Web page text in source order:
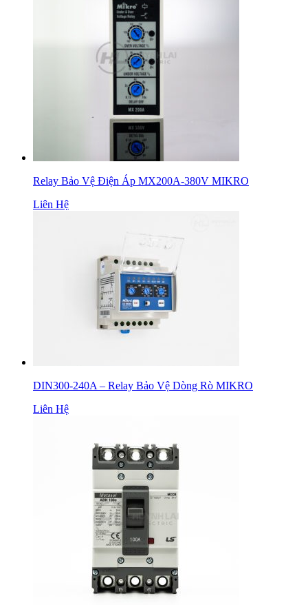
Relay Bảo Vệ Điện Áp MX200A-380V MIKRO
Liên Hệ
DIN300-240A – Relay Bảo Vệ Dòng Rò MIKRO
Liên Hệ